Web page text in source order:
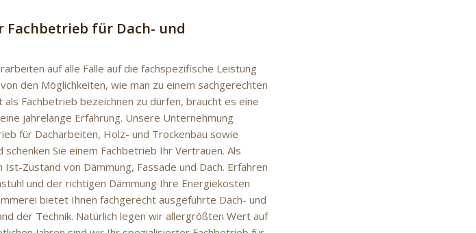
Fachbetrieb für Dach- und
auf alle Fälle auf die fachspezifische Leistung
den Möglichkeiten, wie man zu einem sachgerechten
Fachbetrieb bezeichnen zu dürfen, braucht es eine
jahrelange Erfahrung. Unsere Unternehmung
für Dacharbeiten, Holz- und Trockenbau sowie
Sie einem Fachbetrieb Ihr Vertrauen. Als
Zustand von Dämmung, Fassade und Dach. Erfahren
und der richtigen Dämmung Ihre Energiekosten
bietet Ihnen fachgerecht ausgeführte Dach- und
der Technik. Natürlich legen wir allergrößten Wert auf